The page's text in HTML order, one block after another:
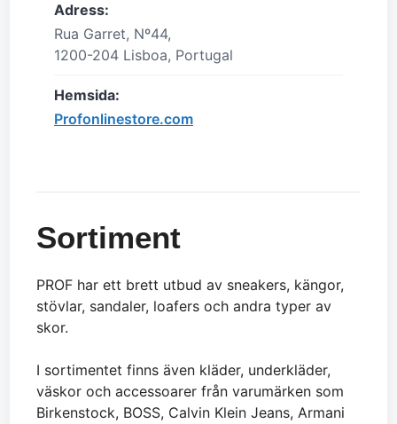
Adress:
Rua Garret, Nº44,
1200-204 Lisboa, Portugal
Hemsida:
Profonlinestore.com
Sortiment
PROF har ett brett utbud av sneakers, kängor,
stövlar, sandaler, loafers och andra typer av
skor.
I sortimentet finns även kläder, underkläder,
väskor och accessoarer från varumärken som
Birkenstock, BOSS, Calvin Klein Jeans, Armani